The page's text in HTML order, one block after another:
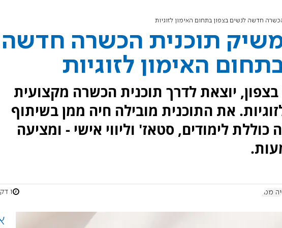
חדשה לנשים בצפון בתחום האימון לזוגיות
תוכנית הכשרה חדשה
האימון לזוגיות
יוצאת לדרך תוכנית הכשרה מקצועית
את התוכנית מובילה חיה ממן בשיתוף
לימודים, סטאז' וליווי אישי - ומציעה
ממן 1 דקות